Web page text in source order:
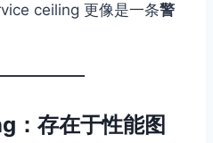
ceiling 更像是一条警
存在于性能图